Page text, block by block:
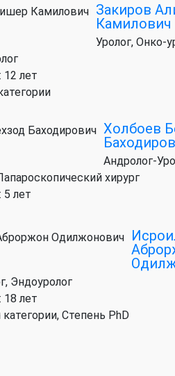
Закиров
Камилович
Уролог, Онко-
лет
Холбоев
Андролог-
хирург
лет
Эндоуролог
лет
Степень PhD